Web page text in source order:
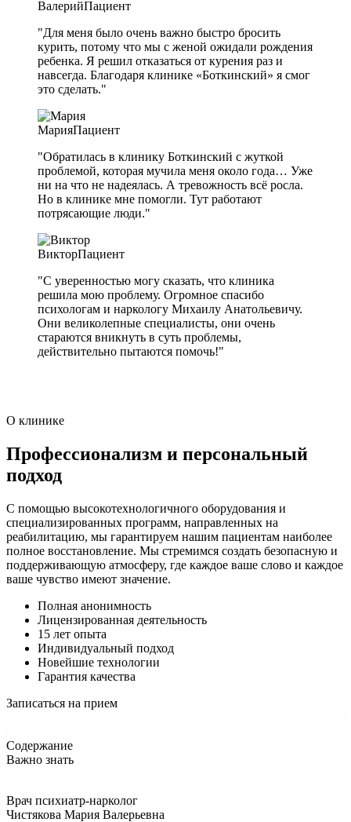
ВалерийПациент
"Для меня было очень важно быстро бросить
курить, потому что мы с женой ожидали рождения
ребенка. Я решил отказаться от курения раз и
навсегда. Благодаря клинике «Боткинский» я смог
это сделать."
МарияПациент
"Обратилась в клинику Боткинский с жуткой
проблемой, которая мучила меня около года… Уже
ни на что не надеялась. А тревожность всё росла.
Но в клинике мне помогли. Тут работают
потрясающие люди."
ВикторПациент
"С уверенностью могу сказать, что клиника
решила мою проблему. Огромное спасибо
психологам и наркологу Михаилу Анатольевичу.
Они великолепные специалисты, они очень
стараются вникнуть в суть проблемы,
действительно пытаются помочь!"
О клинике
Профессионализм и персональный
подход
С помощью высокотехнологичного оборудования и
специализированных программ, направленных на
реабилитацию, мы гарантируем нашим пациентам наиболее
полное восстановление. Мы стремимся создать безопасную и
поддерживающую атмосферу, где каждое ваше слово и каждое
ваше чувство имеют значение.
Полная анонимность
Лицензированная деятельность
15 лет опыта
Индивидуальный подход
Новейшие технологии
Гарантия качества
Записаться на прием
Содержание
Важно знать
Врач психиатр-нарколог
Чистякова Мария Валерьевна